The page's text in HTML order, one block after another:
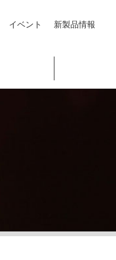
イベント 新製品情報